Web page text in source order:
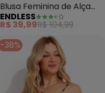
Blusa Feminina de Alça
(Preto)
ENDLESS
R$ 39,99R$ 104,99
-38%